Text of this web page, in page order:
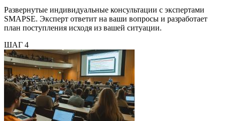
Развернутые индивидуальные консультации с экспертами
SMAPSE. Эксперт ответит на ваши вопросы и разработает
план поступления исходя из вашей ситуации.
ШАГ 4